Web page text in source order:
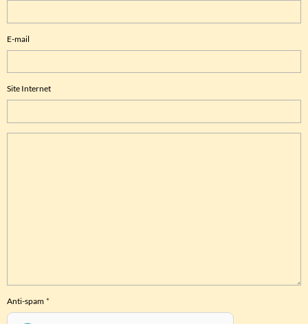
E-mail
Site Internet
Anti-spam